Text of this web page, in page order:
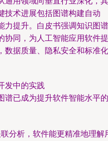
技术进展包括图谱构建自动
力提升。白皮书强调知识图谱
协同，为人工智能应用软件提
数据质量、隐私安全和标准化
发中的实践
谱已成为提升软件智能水平的
分析，软件能更精准地理解